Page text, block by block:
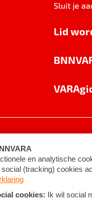
Sluit je
Lid
voorwaarden